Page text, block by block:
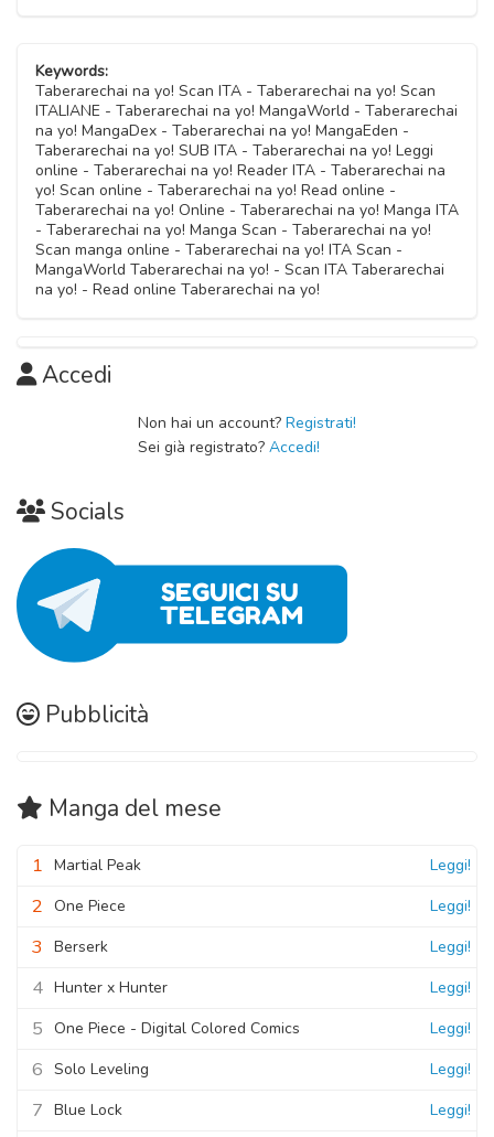
Capitolo 02
27 Ottobre 2020
Capitolo 01
27 Ottobre 2020
Keywords:
Taberarechai na yo! Scan ITA - Taberarechai na yo! Scan
ITALIANE - Taberarechai na yo! MangaWorld - Taberarechai
na yo! MangaDex - Taberarechai na yo! MangaEden -
Taberarechai na yo! SUB ITA - Taberarechai na yo! Leggi
online - Taberarechai na yo! Reader ITA - Taberarechai na
yo! Scan online - Taberarechai na yo! Read online -
Taberarechai na yo! Online - Taberarechai na yo! Manga ITA
- Taberarechai na yo! Manga Scan - Taberarechai na yo!
Scan manga online - Taberarechai na yo! ITA Scan -
MangaWorld Taberarechai na yo! - Scan ITA Taberarechai
na yo! - Read online Taberarechai na yo!
Accedi
Non hai un account? Registrati!
Sei già registrato? Accedi!
Socials
Pubblicità
Manga del mese
1 Martial Peak Leggi!
2 One Piece Leggi!
3 Berserk Leggi!
4 Hunter x Hunter Leggi!
5 One Piece - Digital Colored Comics Leggi!
6 Solo Leveling Leggi!
7 Blue Lock Leggi!